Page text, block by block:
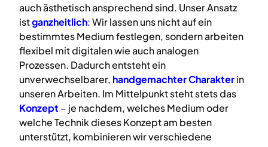
auch ästhetisch ansprechend sind. Unser Ansatz
istganzheitlich: Wir lassen uns nicht auf ein
bestimmtes Medium festlegen, sondern arbeiten
flexibel mit digitalen wie auch analogen
Prozessen. Dadurch entsteht ein
unverwechselbarer, handgemachter Charakterin
unseren Arbeiten. Im Mittelpunkt steht stets das
Konzept – je nachdem, welches Medium oder
welche Technik dieses Konzept am besten
unterstützt, kombinieren wir verschiedene